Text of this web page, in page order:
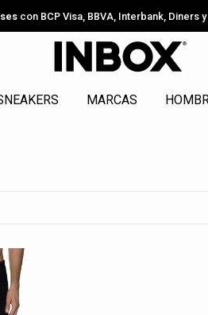
con BCP Visa, BBVA, Interbank, Diners
MARCAS